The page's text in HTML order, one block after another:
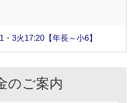
3火17:20【年長～小6】
のご案内